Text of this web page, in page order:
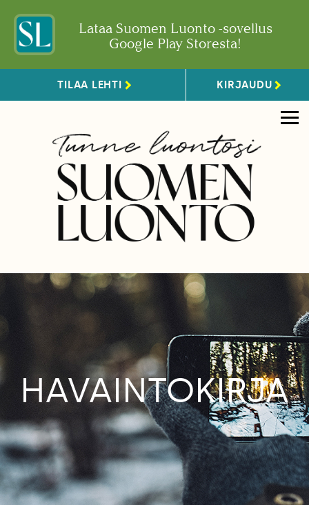
Lataa Suomen Luonto -sovellus
Google Play Storesta!
TILAA LEHTI KIRJAUDU
HAVAINTOKIRJA